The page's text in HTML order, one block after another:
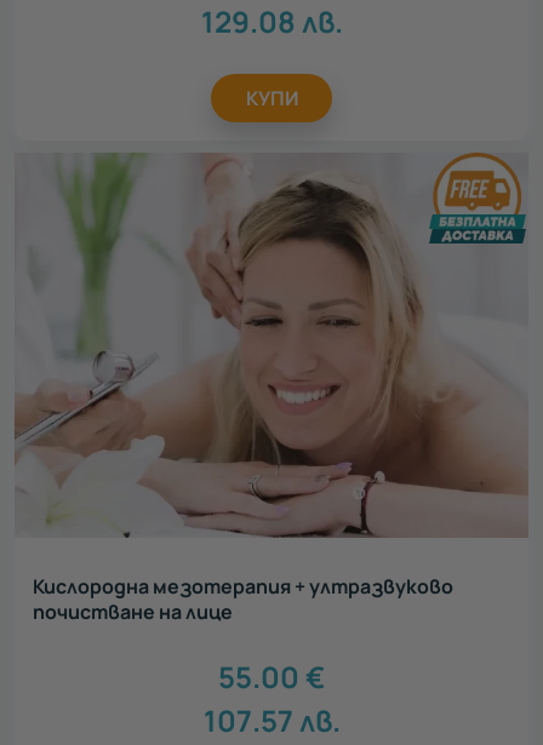
129.08 лв.
КУПИ
Кислородна мезотерапия + ултразвуково
почистване на лице
55.00 €
107.57лв.